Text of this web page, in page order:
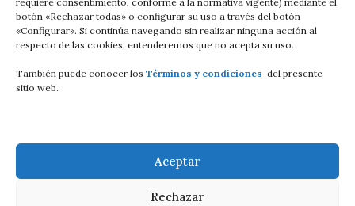
botón «Rechazar todas» o configurar su uso a través del botón
«Configurar». Si continúa navegando sin realizar ninguna acción al
respecto de las cookies, entenderemos que no acepta su uso.
También puede conocer los Términos y condiciones del presente
sitio web.
Aceptar
Rechazar
Luanco Asturias ESPAÑA
Tell: +34 687821858
Email: info@patanga.es